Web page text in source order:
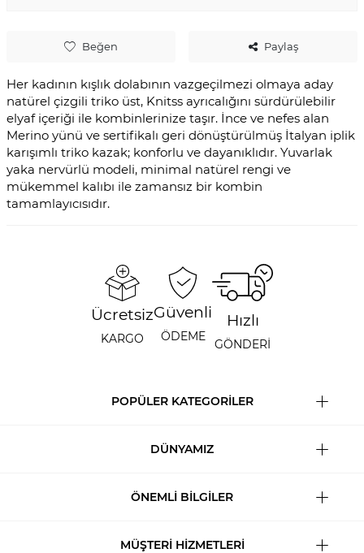
Beğen Paylaş
Her kadının kışlık dolabının vazgeçilmezi olmaya aday
natürel çizgili triko üst, Knitss ayrıcalığını sürdürülebilir
elyaf içeriği ile kombinlerinize taşır. İnce ve nefes alan
Merino yünü ve sertifikalı geri dönüştürülmüş İtalyan iplik
karışımlı triko kazak; konforlu ve dayanıklıdır. Yuvarlak
yaka nervürlü modeli, minimal natürel rengi ve
mükemmel kalıbı ile zamansız bir kombin
tamamlayıcısıdır.
Ücretsiz
KARGO
Güvenli
ÖDEME
Hızlı
GÖNDERİ
POPÜLER KATEGORİLER
DÜNYAMIZ
ÖNEMLİ BİLGİLER
MÜŞTERİ HİZMETLERİ